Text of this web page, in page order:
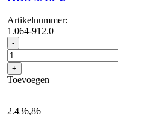
Artikelnummer:
1.064-912.0
- HDS
5/15
U
aantal
+
Toevoegen
2.436,86